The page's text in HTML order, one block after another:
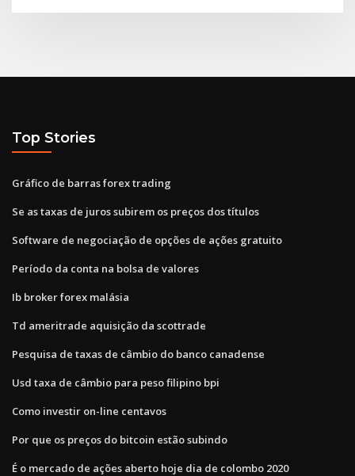
Top Stories
Gráfico de barras forex trading
Se as taxas de juros subirem os preços dos títulos
Software de negociação de opções de ações gratuito
Período da conta na bolsa de valores
Ib broker forex malásia
Td ameritrade aquisição da scottrade
Pesquisa de taxas de câmbio do banco canadense
Usd taxa de câmbio para peso filipino bpi
Como investir on-line centavos
Por que os preços do bitcoin estão subindo
É o mercado de ações aberto hoje dia de colombo 2020